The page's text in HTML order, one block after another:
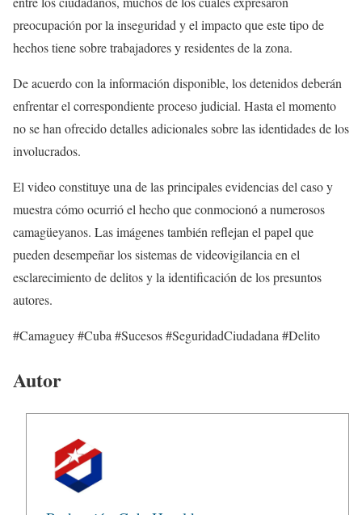
preocupación por la inseguridad y el impacto que este tipo de
hechos tiene sobre trabajadores y residentes de la zona.
De acuerdo con la información disponible, los detenidos deberán
enfrentar el correspondiente proceso judicial. Hasta el momento
no se han ofrecido detalles adicionales sobre las identidades de los
involucrados.
El video constituye una de las principales evidencias del caso y
muestra cómo ocurrió el hecho que conmocionó a numerosos
camagüeyanos. Las imágenes también reflejan el papel que
pueden desempeñar los sistemas de videovigilancia en el
esclarecimiento de delitos y la identificación de los presuntos
autores.
#Camaguey #Cuba #Sucesos #SeguridadCiudadana #Delito
Autor